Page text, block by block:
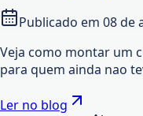
Publicado em 08 de
Veja como montar um
para quem ainda nao
Ler no blog